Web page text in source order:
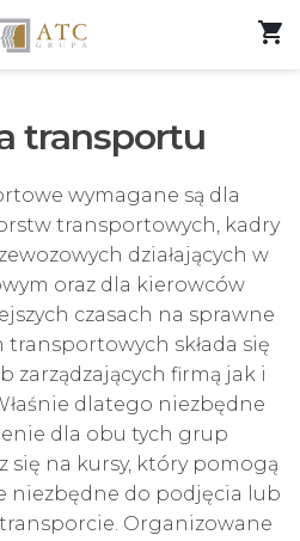
shopping_cart
transportu
wymagane są dla
transportowych, kadry
działających w
oraz dla kierowców
czasach na sprawne
składa się
zarządzających firmą jak i
dlatego niezbędne
dla obu tych grup
się na kursy, który pomogą
niezbędne do podjęcia lub
Organizowane